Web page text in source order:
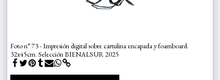
Foto n° 73 - Impresión digital sobre cartulina encapada y foamboard.
32x45cm. Selección BIENALSUR 2025